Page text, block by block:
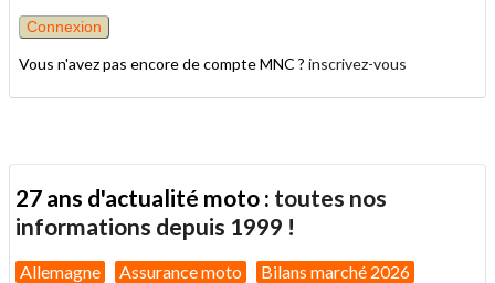
Vous n'avez pas encore de compte MNC ? inscrivez-vous
27 ans d'actualité moto : toutes nos
informations depuis 1999 !
Allemagne Assurance moto
Bilans marché 2026